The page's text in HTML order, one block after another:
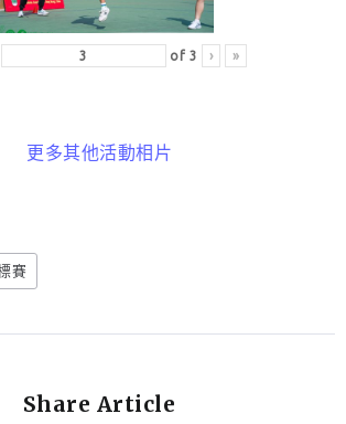
of 3 › »
更多其他活動相片
賽
Share Article